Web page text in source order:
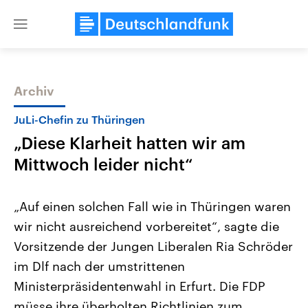
Close
Themen
Landtagswahl Sachsen-Anhalt
2026
Alle Informationen
Sachsen-Anhalt wählt am 6.
September 2026 einen neuen
Landtag. Seit 2021 wird das
Bundesland von einer Koalition aus
USA
Aktuelle Beiträge,
gehören die Vereinigten
den mächtigsten Ländern
mit großem Einfluss auf
Archiv
JuLi-Chefin zu Thüringen
„Diese Klarheit hatten wir am
Mittwoch leider nicht“
„Auf einen solchen Fall wie in Thüringen waren
wir nicht ausreichend vorbereitet“, sagte die
Vorsitzende der Jungen Liberalen Ria Schröder
im Dlf nach der umstrittenen
Ministerpräsidentenwahl in Erfurt. Die FDP